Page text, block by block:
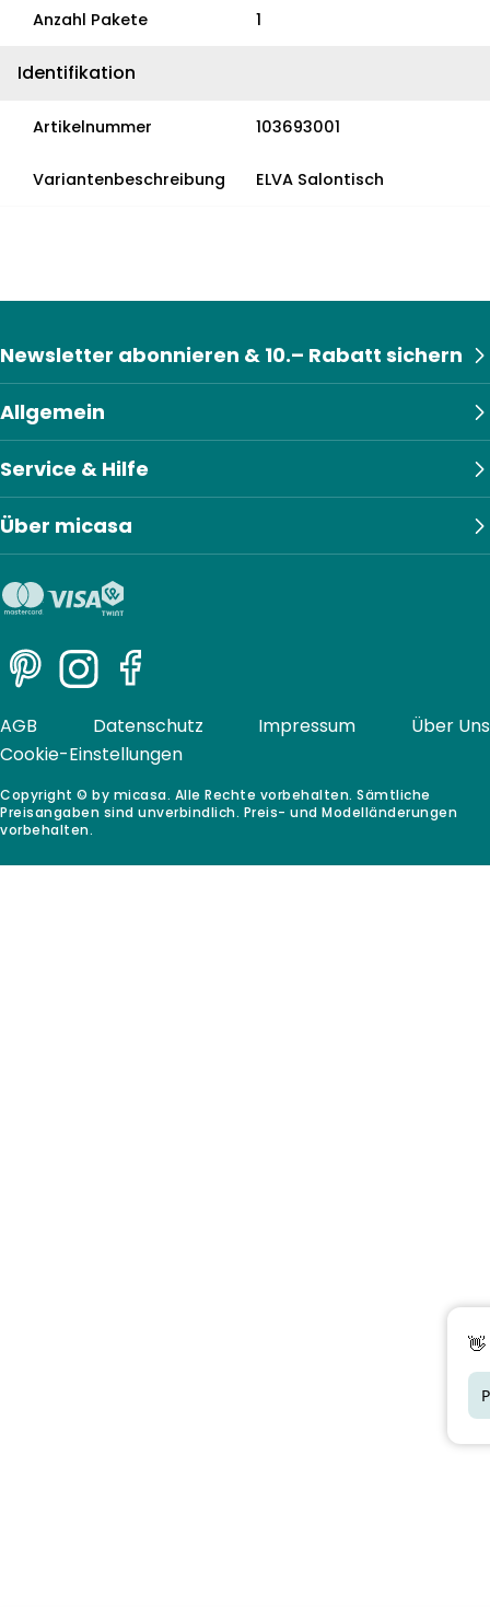
Anzahl Pakete 1
Identifikation
Artikelnummer 103693001
Variantenbeschreibung ELVA Salontisch
Allgemein
Service & Hilfe
Über micasa
Newsletter abonnieren & 10.– Rabatt sichern
PinterestInstagramFacebook
Copyright © by micasa. Alle Rechte vorbehalten. Sämtliche
Preisangaben sind unverbindlich. Preis- und Modelländerungen
vorbehalten.
AGB Datenschutz Impressum
Über Uns
Cookie-Einstellungen